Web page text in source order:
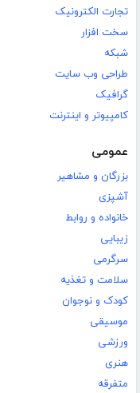
تجارت الکترونیک
سخت افزار
شبکه
طراحی وب سایت
گرافیک
کامپیوتر و اینترنت
عمومی
بزرگان و مشاهیر
آشپزی
خانواده و روابط
زیبایی
سرگرمی
سلامت و تغذیه
کودک و نوجوان
موسیقی
ورزشی
هنری
متفرقه